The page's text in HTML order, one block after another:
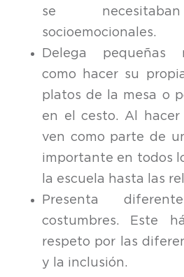
se
socioemocionales.
Delega pequeñas
como hacer su
platos de la mesa o
en el cesto. Al hacer
ven como parte de
importante en todos
la escuela hasta las
Presenta
costumbres. Este
respeto por las
y la inclusión.